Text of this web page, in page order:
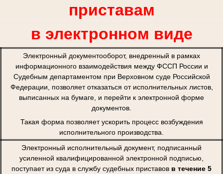
приставам
в электронном виде
Электронный документооборот, внедренный в рамках
информационного взаимодействия между ФССП России и
Судебным департаментом при Верховном суде Российской
Федерации, позволяет отказаться от исполнительных листов,
выписанных на бумаге, и перейти к электронной форме
документов.
Такая форма позволяет ускорить процесс возбуждения
исполнительного производства.
Электронный исполнительный документ, подписанный
усиленной квалифицированной электронной подписью,
поступает из суда в службу судебных приставов в течение 5